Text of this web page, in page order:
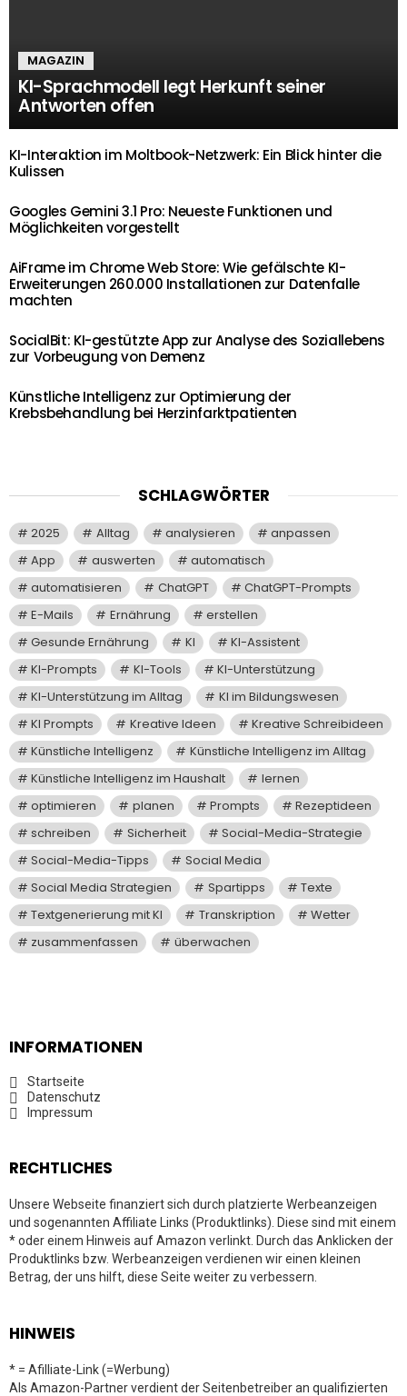
MAGAZIN
KI-Sprachmodell legt Herkunft seiner
Antworten offen
KI-Interaktion im Moltbook-Netzwerk: Ein Blick hinter die
Kulissen
Googles Gemini 3.1 Pro: Neueste Funktionen und
Möglichkeiten vorgestellt
AiFrame im Chrome Web Store: Wie gefälschte KI-
Erweiterungen 260.000 Installationen zur Datenfalle
machten
SocialBit: KI-gestützte App zur Analyse des Soziallebens
zur Vorbeugung von Demenz
Künstliche Intelligenz zur Optimierung der
Krebsbehandlung bei Herzinfarktpatienten
SCHLAGWÖRTER
2025 Alltag analysieren
anpassen
App
auswerten
automatisch
automatisieren
ChatGPT
ChatGPT-Prompts
E-Mails
Ernährung
erstellen
Gesunde Ernährung
KI
KI-Assistent
KI-Prompts
KI-Tools
KI-Unterstützung
KI-Unterstützung im Alltag
KI im Bildungswesen
KI Prompts
Kreative Ideen
Kreative Schreibideen
Künstliche Intelligenz
Künstliche Intelligenz im Alltag
Künstliche Intelligenz im Haushalt
lernen
optimieren
planen Prompts
Rezeptideen
schreiben
Sicherheit
Social-Media-Strategie
Social-Media-Tipps
Social Media
Social Media Strategien
Spartipps
Texte
Textgenerierung mit KI
Transkription
Wetter
zusammenfassen
überwachen
INFORMATIONEN
Startseite
Datenschutz
Impressum
RECHTLICHES
Unsere Webseite finanziert sich durch platzierte Werbeanzeigen
und sogenannten Affiliate Links (Produktlinks). Diese sind mit einem
* oder einem Hinweis auf Amazon verlinkt. Durch das Anklicken der
Produktlinks bzw. Werbeanzeigen verdienen wir einen kleinen
Betrag, der uns hilft, diese Seite weiter zu verbessern.
HINWEIS
* = Afilliate-Link (=Werbung)
Als Amazon-Partner verdient der Seitenbetreiber an qualifizierten